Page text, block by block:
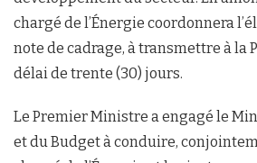
chargé de l’Énergie coordonnera
note de cadrage, à transmettre à la
délai de trente (30) jours.
Le Premier Ministre a engagé le
et du Budget à conduire,